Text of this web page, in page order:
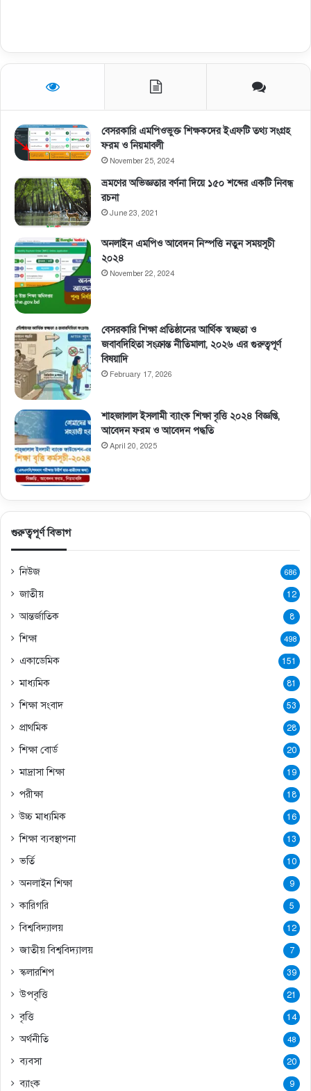
বেসরকারি এমপিওভুক্ত শিক্ষকদের ইএফটি তথ্য সংগ্রহ
ফরম ও নিয়মাবলী
November 25, 2024
ভ্রমণের অভিজ্ঞতার বর্ণনা দিয়ে ১৫০ শব্দের একটি নিবন্ধ
রচনা
June 23, 2021
অনলাইন এমপিও আবেদন নিস্পত্তি নতুন সময়সূচী
২০২৪
November 22, 2024
বেসরকারি শিক্ষা প্রতিষ্ঠানের আর্থিক স্বচ্ছতা ও
জবাবদিহিতা সংক্রান্ত নীতিমালা, ২০২৬ এর গুরুত্বপূর্ণ
বিষয়াদি
February 17, 2026
শাহজালাল ইসলামী ব্যাংক শিক্ষা বৃত্তি ২০২৪ বিজ্ঞপ্তি,
আবেদন ফরম ও আবেদন পদ্ধতি
April 20, 2025
গুরুত্বপূর্ণ বিভাগ
নিউজ 686
জাতীয় 12
আন্তর্জাতিক 8
শিক্ষা 498
একাডেমিক 151
মাধ্যমিক 81
শিক্ষা সংবাদ 53
প্রাথমিক 28
শিক্ষা বোর্ড 20
মাদ্রাসা শিক্ষা 19
পরীক্ষা 18
উচ্চ মাধ্যমিক 16
শিক্ষা ব্যবস্থাপনা 13
ভর্তি 10
অনলাইন শিক্ষা 9
কারিগরি 5
বিশ্ববিদ্যালয় 12
জাতীয় বিশ্ববিদ্যালয় 7
স্কলারশিপ 39
উপবৃত্তি 21
বৃত্তি 14
অর্থনীতি 48
ব্যবসা 20
ব্যাংক 9